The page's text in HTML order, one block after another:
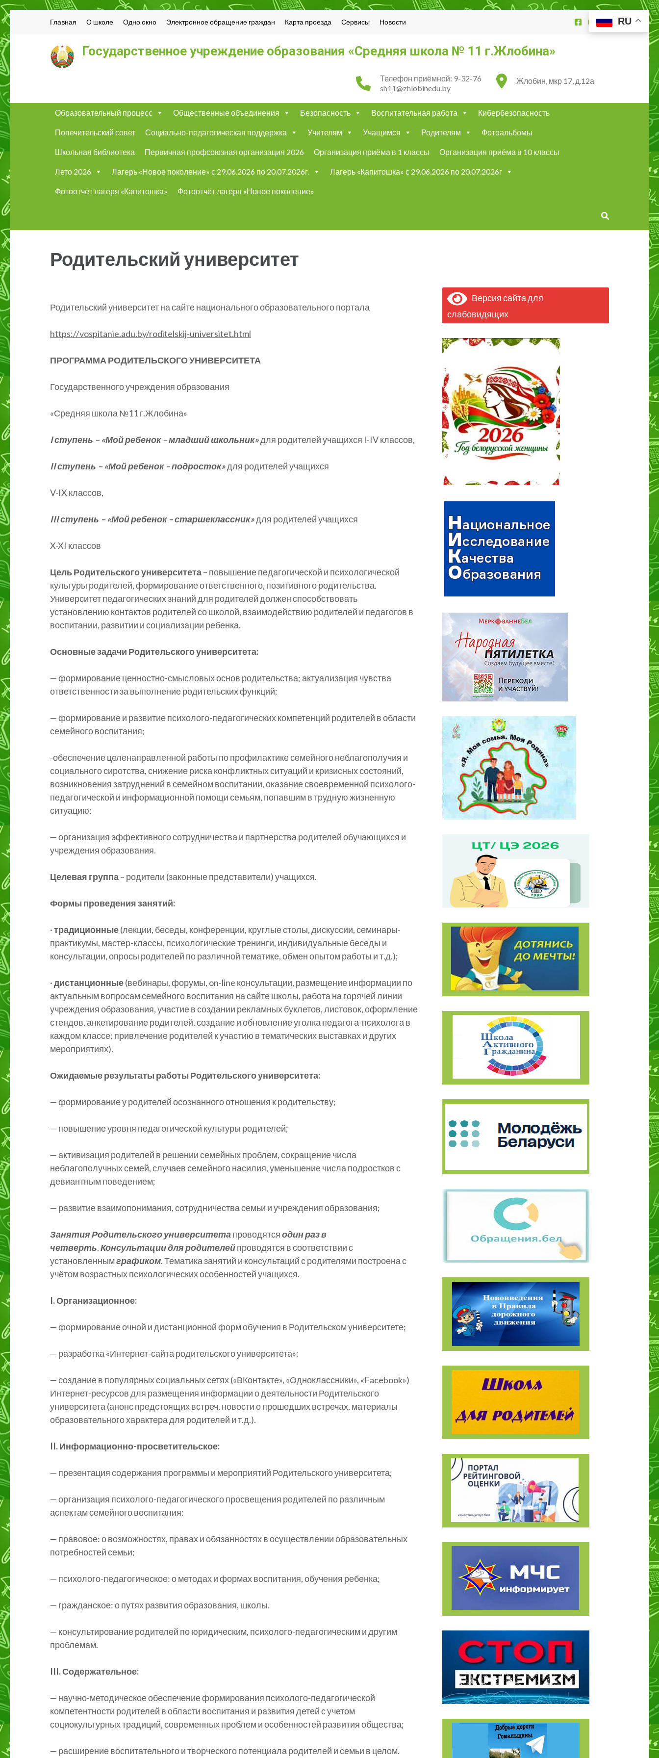
Главная О школе Одно окно Электронное обращение граждан Карта проезда Сервисы Новости
Государственное учреждение образования «Средняя школа № 11 г.Жлобина»
Жлобин, мкр 17, д.12а
Телефон приёмной: 9-32-76
sh11@zhlobinedu.by
Образовательный процесс Общественные объединения Безопасность Воспитательная работа Кибербезопасность
Попечительский совет Социально-педагогическая поддержка Учителям Учащимся Родителям Фотоальбомы
Школьная библиотека Первичная профсоюзная организация 2026 Организация приёма в 1 классы Организация приёма в 10 классы
Лето 2026 Лагерь «Новое поколение» с 29.06.2026 по 20.07.2026г. Лагерь «Капитошка» с 29.06.2026 по 20.07.2026г
Фотоотчёт лагеря «Капитошка» Фотоотчёт лагеря «Новое поколение»
Родительский университет
Родительский университет на сайте национального образовательного портала
https://vospitanie.adu.by/roditelskij-universitet.html
ПРОГРАММА РОДИТЕЛЬСКОГО УНИВЕРСИТЕТА
Государственного учреждения образования
«Средняя школа №11 г.Жлобина»
I ступень – «Мой ребенок – младший школьник»для родителей учащихся I-IV классов,
II ступень – «Мой ребенок – подросток»для родителей учащихся
V-IX классов,
III ступень – «Мой ребенок – старшеклассник»для родителей учащихся
X-XI классов
Цель Родительского университета– повышение педагогической и психологической
культуры родителей, формирование ответственного, позитивного родительства.
Университет педагогических знаний для родителей должен способствовать
установлению контактов родителей со школой, взаимодействию родителей и педагогов в
воспитании, развитии и социализации ребенка.
Основные задачи Родительского университета:
— формирование ценностно-смысловых основ родительства; актуализация чувства
ответственности за выполнение родительских функций;
— формирование и развитие психолого-педагогических компетенций родителей в области
семейного воспитания;
-обеспечение целенаправленной работы по профилактике семейного неблагополучия и
социального сиротства, снижение риска конфликтных ситуаций и кризисных состояний,
возникновения затруднений в семейном воспитании, оказание своевременной психолого-
педагогической и информационной помощи семьям, попавшим в трудную жизненную
ситуацию;
— организация эффективного сотрудничества и партнерства родителей обучающихся и
учреждения образования.
Целевая группа– родители (законные представители) учащихся.
Формы проведения занятий:
·традиционные(лекции, беседы, конференции, круглые столы, дискуссии, семинары-
практикумы, мастер-классы, психологические тренинги, индивидуальные беседы и
консультации, опросы родителей по различной тематике, обмен опытом работы и т.д.);
·дистанционные(вебинары, форумы, on-line консультации, размещение информации по
актуальным вопросам семейного воспитания на сайте школы, работа на горячей линии
учреждения образования, участие в создании рекламных буклетов, листовок, оформление
стендов, анкетирование родителей, создание и обновление уголка педагога-психолога в
каждом классе; привлечение родителей к участию в тематических выставках и других
мероприятиях).
Ожидаемые результаты работы Родительского университета:
— формирование у родителей осознанного отношения к родительству;
— повышение уровня педагогической культуры родителей;
— активизация родителей в решении семейных проблем, сокращение числа
неблагополучных семей, случаев семейного насилия, уменьшение числа подростков с
девиантным поведением;
— развитие взаимопонимания, сотрудничества семьи и учреждения образования;
Занятия Родительского университетапроводятсяодин раз в
четверть.Консультации для родителейпроводятся в соответствии с
установленнымграфиком. Тематика занятий и консультаций с родителями построена с
учётом возрастных психологических особенностей учащихся.
I. Организационное:
— формирование очной и дистанционной форм обучения в Родительском университете;
— разработка «Интернет-сайта родительского университета»;
— создание в популярных социальных сетях («ВКонтакте», «Одноклассники», «Facebook»)
Интернет-ресурсов для размещения информации о деятельности Родительского
университета (анонс предстоящих встреч, новости о прошедших встречах, материалы
образовательного характера для родителей и т.д.).
II. Информационно-просветительское:
— презентация содержания программы и мероприятий Родительского университета;
— организация психолого-педагогического просвещения родителей по различным
аспектам семейного воспитания:
— правовое: о возможностях, правах и обязанностях в осуществлении образовательных
потребностей семьи;
— психолого-педагогическое: о методах и формах воспитания, обучения ребенка;
— гражданское: о путях развития образования, школы.
— консультирование родителей по юридическим, психолого-педагогическим и другим
проблемам.
III. Содержательное:
— научно-методическое обеспечение формирования психолого-педагогической
компетентности родителей в области воспитания и развития детей с учетом
социокультурных традиций, современных проблем и особенностей развития общества;
— расширение воспитательного и творческого потенциала родителей и семьи в целом.
Версия сайта для
слабовидящих
RU